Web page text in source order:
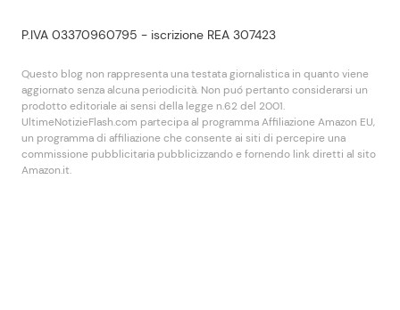
P.IVA 03370960795 - iscrizione REA 307423
Questo blog non rappresenta una testata giornalistica in quanto viene
aggiornato senza alcuna periodicità. Non puó pertanto considerarsi un
prodotto editoriale ai sensi della legge n.62 del 2001.
UltimeNotizieFlash.com partecipa al programma Affiliazione Amazon EU,
un programma di affiliazione che consente ai siti di percepire una
commissione pubblicitaria pubblicizzando e fornendo link diretti al sito
Amazon.it.